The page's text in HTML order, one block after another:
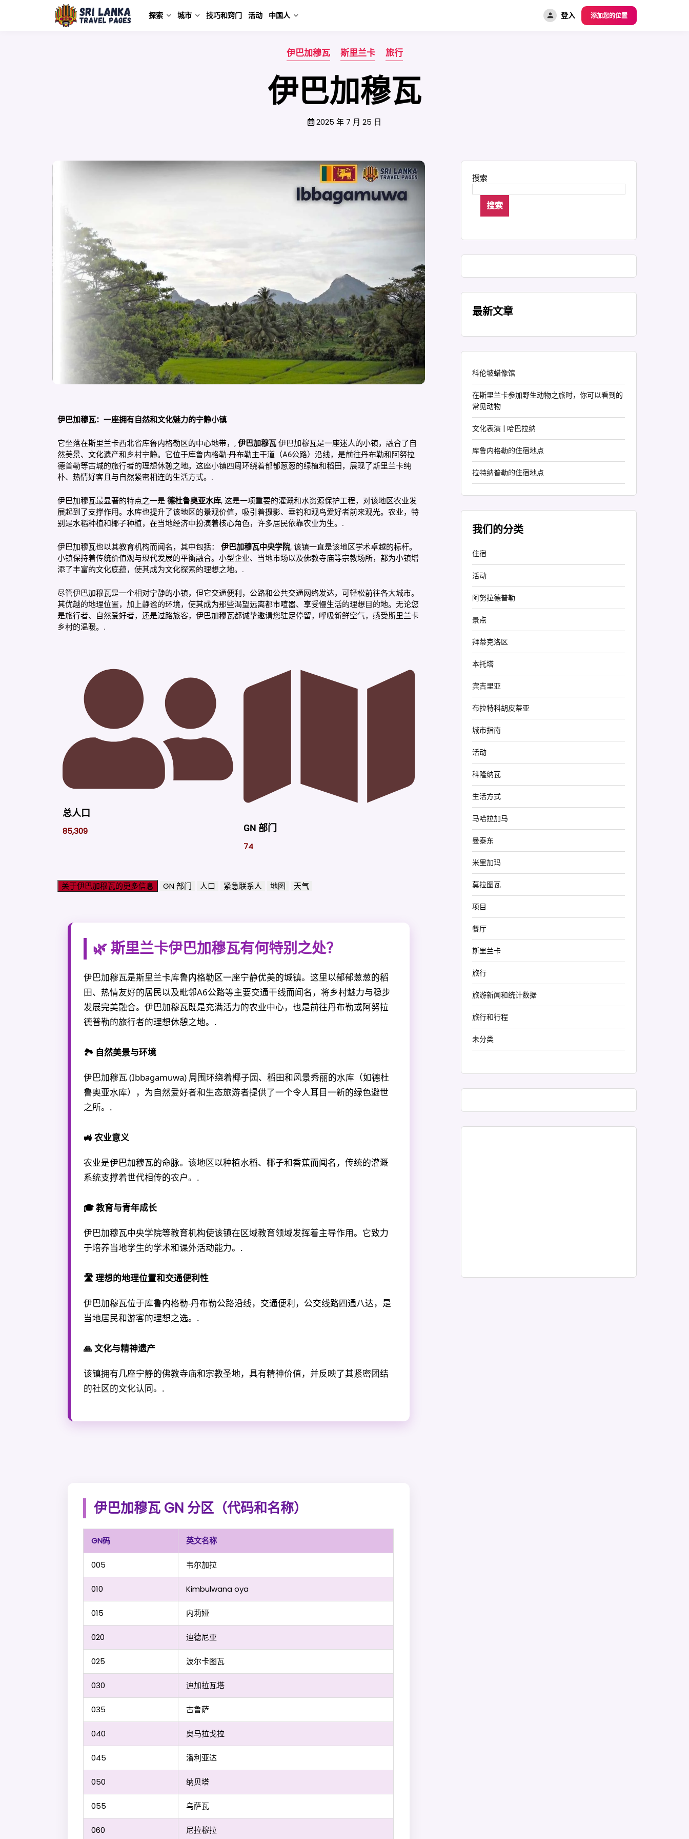
探索 城市 技巧和窍门 活动 中国人 登入 添加您的位置
伊巴加穆瓦 斯里兰卡 旅行
伊巴加穆瓦
2025 年 7 月 25 日
伊巴加穆瓦：一座拥有自然和文化魅力的宁静小镇
它坐落在斯里兰卡西北省库鲁内格勒区的中心地带，, 伊巴加穆瓦 伊巴加穆瓦是一座迷人的小镇，融合了自
然美景、文化遗产和乡村宁静。它位于库鲁内格勒-丹布勒主干道（A6公路）沿线，是前往丹布勒和阿努拉
德普勒等古城的旅行者的理想休憩之地。这座小镇四周环绕着郁郁葱葱的绿植和稻田，展现了斯里兰卡纯
朴、热情好客且与自然紧密相连的生活方式。.
伊巴加穆瓦最显著的特点之一是 德杜鲁奥亚水库, 这是一项重要的灌溉和水资源保护工程，对该地区农业发
展起到了支撑作用。水库也提升了该地区的景观价值，吸引着摄影、垂钓和观鸟爱好者前来观光。农业，特
别是水稻种植和椰子种植，在当地经济中扮演着核心角色，许多居民依靠农业为生。.
伊巴加穆瓦也以其教育机构而闻名，其中包括： 伊巴加穆瓦中央学院, 该镇一直是该地区学术卓越的标杆。
小镇保持着传统价值观与现代发展的平衡融合。小型企业、当地市场以及佛教寺庙等宗教场所，都为小镇增
添了丰富的文化底蕴，使其成为文化探索的理想之地。.
尽管伊巴加穆瓦是一个相对宁静的小镇，但它交通便利，公路和公共交通网络发达，可轻松前往各大城市。
其优越的地理位置，加上静谧的环境，使其成为那些渴望远离都市喧嚣、享受慢生活的理想目的地。无论您
是旅行者、自然爱好者，还是过路旅客，伊巴加穆瓦都诚挚邀请您驻足停留，呼吸新鲜空气，感受斯里兰卡
乡村的温暖。.
总人口
85,309
GN 部门
74
关于伊巴加穆瓦的更多信息 GN 部门 人口 紧急联系人 地图 天气
🌿 斯里兰卡伊巴加穆瓦有何特别之处？
伊巴加穆瓦是斯里兰卡库鲁内格勒区一座宁静优美的城镇。这里以郁郁葱葱的稻
田、热情友好的居民以及毗邻A6公路等主要交通干线而闻名，将乡村魅力与稳步
发展完美融合。伊巴加穆瓦既是充满活力的农业中心，也是前往丹布勒或阿努拉
德普勒的旅行者的理想休憩之地。.
🏞️ 自然美景与环境
伊巴加穆瓦 (Ibbagamuwa) 周围环绕着椰子园、稻田和风景秀丽的水库（如德杜
鲁奥亚水库），为自然爱好者和生态旅游者提供了一个令人耳目一新的绿色避世
之所。.
🚜 农业意义
农业是伊巴加穆瓦的命脉。该地区以种植水稻、椰子和香蕉而闻名，传统的灌溉
系统支撑着世代相传的农户。.
🎓 教育与青年成长
伊巴加穆瓦中央学院等教育机构使该镇在区域教育领域发挥着主导作用。它致力
于培养当地学生的学术和课外活动能力。.
🛣️ 理想的地理位置和交通便利性
伊巴加穆瓦位于库鲁内格勒-丹布勒公路沿线，交通便利，公交线路四通八达，是
当地居民和游客的理想之选。.
🙏 文化与精神遗产
该镇拥有几座宁静的佛教寺庙和宗教圣地，具有精神价值，并反映了其紧密团结
的社区的文化认同。.
伊巴加穆瓦 GN 分区（代码和名称）
GN码 英文名称
005 韦尔加拉
010 Kimbulwana oya
015 内莉娅
020 迪德尼亚
025 波尔卡图瓦
030 迪加拉瓦塔
035 古鲁萨
040 奥马拉戈拉
045 潘利亚达
050 纳贝塔
055 乌萨瓦
060 尼拉穆拉
搜索
搜索
最新文章
科伦坡蜡像馆
在斯里兰卡参加野生动物之旅时，你可以看到的
常见动物
文化表演 | 哈巴拉纳
库鲁内格勒的住宿地点
拉特纳普勒的住宿地点
我们的分类
住宿
活动
阿努拉德普勒
景点
拜蒂克洛区
本托塔
宾吉里亚
布拉特科胡皮蒂亚
城市指南
活动
科隆纳瓦
生活方式
马哈拉加马
曼泰东
米里加玛
莫拉图瓦
项目
餐厅
斯里兰卡
旅行
旅游新闻和统计数据
旅行和行程
未分类